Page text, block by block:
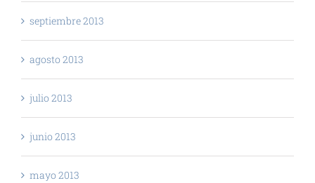
septiembre 2013
agosto 2013
julio 2013
junio 2013
mayo 2013